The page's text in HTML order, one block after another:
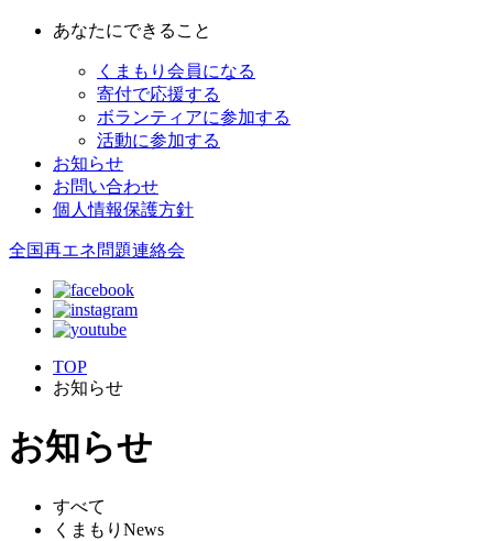
あなたにできること
くまもり会員になる
寄付で応援する
ボランティアに参加する
活動に参加する
お知らせ
お問い合わせ
個人情報保護方針
全国再エネ問題連絡会
TOP
お知らせ
お知らせ
すべて
くまもりNews